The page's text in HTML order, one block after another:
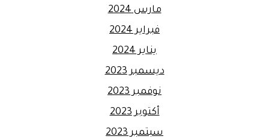
مارس 2024
فبراير 2024
يناير 2024
ديسمبر 2023
نوفمبر 2023
أكتوبر 2023
سبتمبر 2023